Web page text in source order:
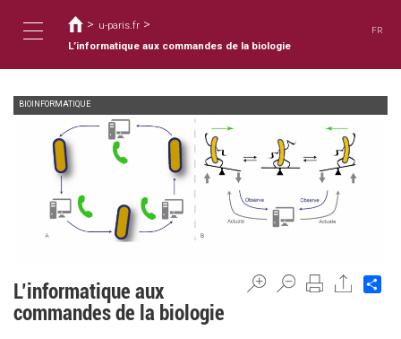
contenido
Toggle
navigation
está
aquí
> u-paris.fr >
L’informatique aux commandes de la biologie
FR
BIOINFORMATIQUE
L’informatique aux
commandes de la biologie